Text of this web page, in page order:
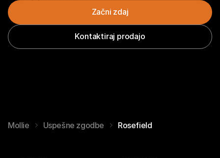
Začni zdaj
Kontaktiraj prodajo
Mollie Uspešne zgodbe Rosefield